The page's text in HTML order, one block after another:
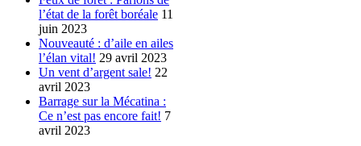
l’état de la forêt boréale 11
juin 2023
Nouveauté : d’aile en ailes
l’élan vital! 29 avril 2023
Un vent d’argent sale! 22
avril 2023
Barrage sur la Mécatina :
Ce n’est pas encore fait! 7
avril 2023